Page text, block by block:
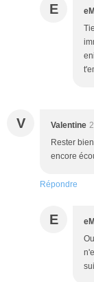
E
V Valentine
Rester
encore
Répondre
E